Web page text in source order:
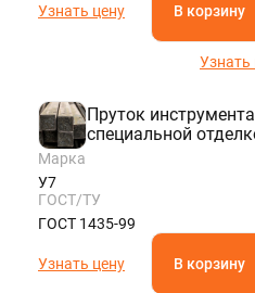
Узнать цену В корзину
Узнать
Пруток
специальной
Марка
У7
ГОСТ/ТУ
ГОСТ 1435-99
Узнать цену В корзину